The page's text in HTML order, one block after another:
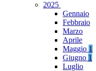
2025
Gennaio
Febbraio
Marzo
Aprile
Maggio 1
Giugno 1
Luglio